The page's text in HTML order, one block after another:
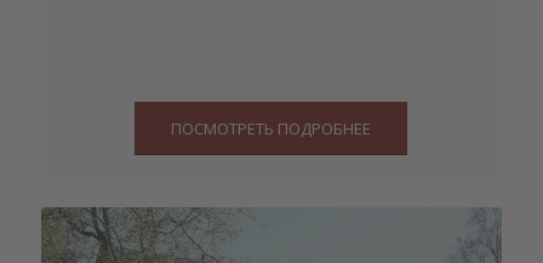
ПОСМОТРЕТЬ ПОДРОБНЕЕ